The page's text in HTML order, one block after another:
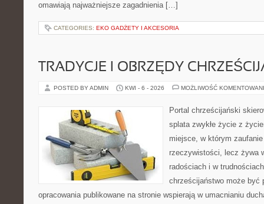
omawiają najważniejsze zagadnienia […]
CATEGORIES: EKO GADŻETY I AKCESORIA
TRADYCJE I OBRZĘDY
POSTED BY ADMIN KWI - 6 - 2026 MOŻLIWOŚĆ
Portal chrześcijański
splata zwykłe życie z
miejsce, w którym
rzeczywistości, lecz żywa
radościach i w
chrześcijaństwo może być
opracowania publikowane na stronie wspierają w umacnianiu